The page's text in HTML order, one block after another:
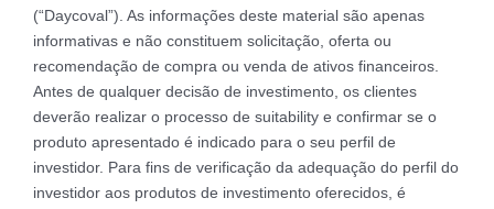
(“Daycoval”). As informações deste material são apenas
informativas e não constituem solicitação, oferta ou
recomendação de compra ou venda de ativos financeiros.
Antes de qualquer decisão de investimento, os clientes
deverão realizar o processo de suitability e confirmar se o
produto apresentado é indicado para o seu perfil de
investidor. Para fins de verificação da adequação do perfil do
investidor aos produtos de investimento oferecidos, é